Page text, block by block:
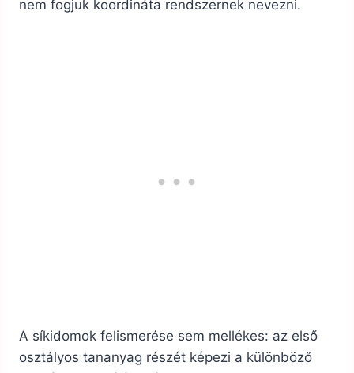
nem fogjuk koordináta rendszernek nevezni.
A síkidomok felismerése sem mellékes: az első
osztályos tananyag részét képezi a különböző